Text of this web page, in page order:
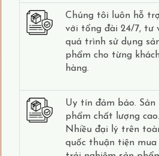
Chúng tôi luôn hỗ trợ
với tổng đài 24/7, tư
quá trình sử dụng
phẩm cho từng
hàng.
Uy tín đảm bảo. Sản
phẩm chất lượng cao.
Nhiều đại lý trên
quốc thuận tiện mua